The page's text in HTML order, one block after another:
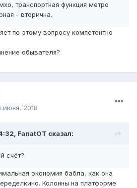
транспортная функция метро
- вторична.
по этому вопросу компетентно
обывателя?
июня, 2018
FanatOT сказал:
счёт?
экономия бабла, как она
Колонны на платформе